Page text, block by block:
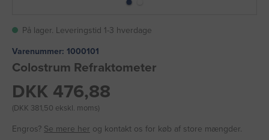
På lager. Leveringstid 1-3 hverdage
Varenummer: 1000101
Colostrum Refraktometer
DKK 476,88
(DKK 381,50 ekskl. moms)
Engros? Se mere her og kontakt os for køb af store mængder.